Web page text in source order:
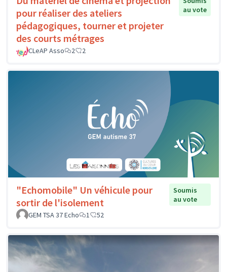
pour réaliser des ateliers
pédagogiques, tourner et projeter
des courts métrages
au vote
CLeAP Asso 2 2
"Echomobile" Un véhicule pour
sortir de l'isolement
Soumis
au vote
GEM TSA 37 Echo
1 52